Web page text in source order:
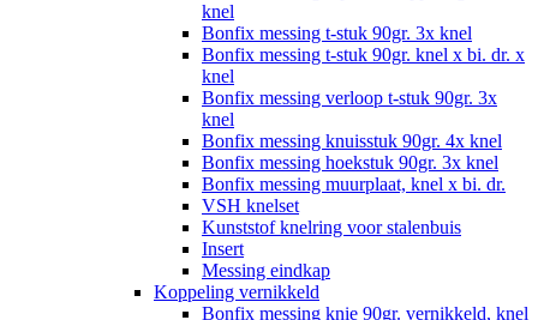
knel
Bonfix messing t-stuk 90gr. 3x knel
Bonfix messing t-stuk 90gr. knel x bi. dr. x
knel
Bonfix messing verloop t-stuk 90gr. 3x
knel
Bonfix messing knuisstuk 90gr. 4x knel
Bonfix messing hoekstuk 90gr. 3x knel
Bonfix messing muurplaat, knel x bi. dr.
VSH knelset
Kunststof knelring voor stalenbuis
Insert
Messing eindkap
Koppeling vernikkeld
Bonfix messing knie 90gr. vernikkeld, knel